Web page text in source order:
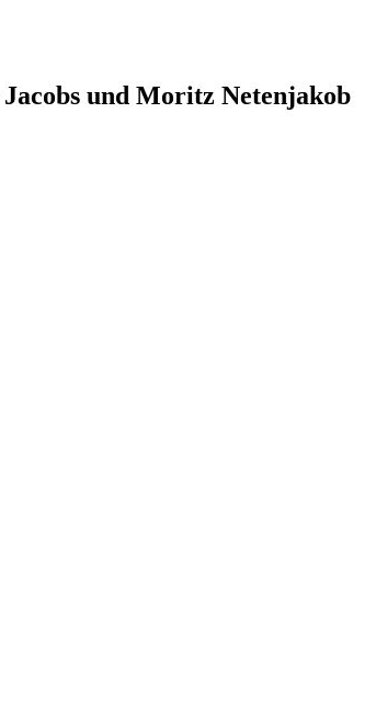
und Moritz Netenjakob